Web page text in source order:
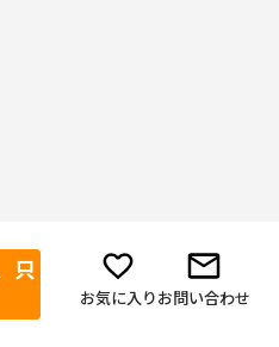
只
お気に入りお問い合わせ